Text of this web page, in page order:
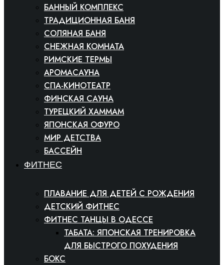
БАННЫЙ КОМПЛЕКС
ТРАДИЦИОННАЯ БАНЯ
СОЛЯНАЯ БАНЯ
СНЕЖНАЯ КОМНАТА
РИМСКИЕ ТЕРМЫ
АРОМАСАУНА
СПА-КИНОТЕАТР
ФИНСКАЯ САУНА
ТУРЕЦКИЙ ХАММАМ
ЯПОНСКАЯ ОФУРО
МИР ДЕТСТВА
БАССЕЙН
ФИТНЕС
ПЛАВАНИЕ ДЛЯ ДЕТЕЙ С РОЖДЕНИЯ
ДЕТСКИЙ ФИТНЕС
ФИТНЕС ТАНЦЫ В ОДЕССЕ
ТАБАТА: ЯПОНСКАЯ ТРЕНИРОВКА
ДЛЯ БЫСТРОГО ПОХУДЕНИЯ
БОКС